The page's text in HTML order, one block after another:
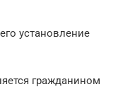
установление
гражданином